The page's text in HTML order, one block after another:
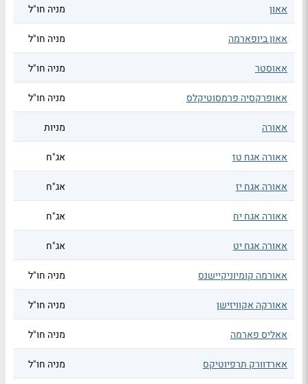
אאון מניה חו"ל
אאון ביופארמה מניה חו"ל
אאוסטר מניה חו"ל
אאופרקסיה פרמסוטיקלס מניה חו"ל
אאורה מניות
אאורה אגח טז אג"ח
אאורה אגח יז אג"ח
אאורה אגח יח אג"ח
אאורה אגח יט אג"ח
אאורמה קומיוניקיישנס מניה חו"ל
אאורקה אקוויזישן מניה חו"ל
אאליס פארמה מניה חו"ל
אארדוורק תרפיוטיקס מניה חו"ל